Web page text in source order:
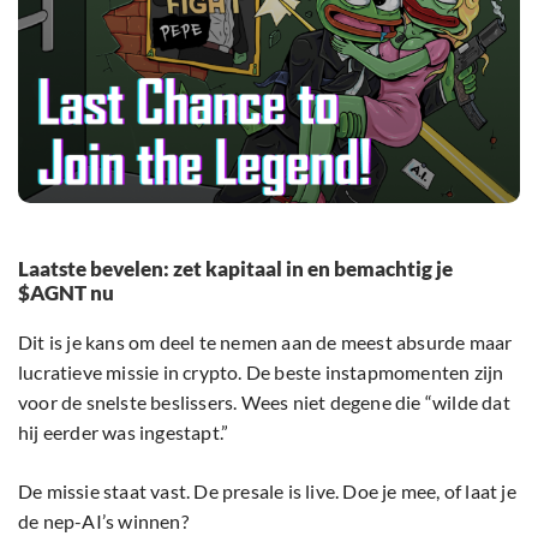
Laatste bevelen: zet kapitaal in en bemachtig je
$AGNT nu
Dit is je kans om deel te nemen aan de meest absurde maar
lucratieve missie in crypto. De beste instapmomenten zijn
voor de snelste beslissers. Wees niet degene die “wilde dat
hij eerder was ingestapt.”
De missie staat vast. De presale is live. Doe je mee, of laat je
de nep-AI’s winnen?